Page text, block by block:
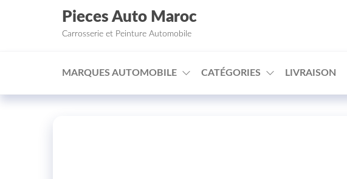
Aller au contenu
Pieces Auto Maroc
Carrosserie et Peinture Automobile
MARQUES AUTOMOBILE CATÉGORIES LIVRAISON